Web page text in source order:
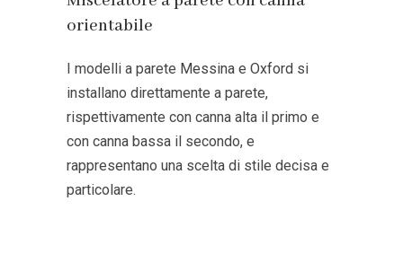
orientabile
I modelli a parete Messina e Oxford si
installano direttamente a parete,
rispettivamente con canna alta il primo e
con canna bassa il secondo, e
rappresentano una scelta di stile decisa e
particolare.